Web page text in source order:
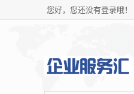
您好，您还没有登录哦！